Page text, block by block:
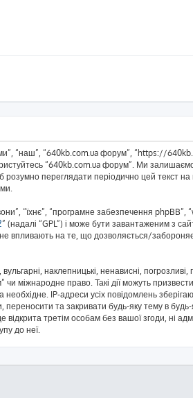
“наш”, “640kb.com.ua форум”, “https://
“640kb.com.ua форум”. Ми
переглядати періодично цей текст
“їхнє”, “програмне забезпечення
” (надалі “GPL”) і може бути завантаженим з
не впливають на те, що дозволяється/
наклепницькі, ненависні,
міжнародне право. Такі дії можуть
IP-адреси усіх повідомлень
та закривати будь-яку тему в
третім особам без вашої згоди, ні
до неї.